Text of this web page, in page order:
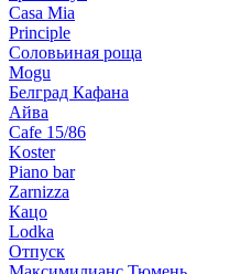
Casa Mia
Principle
Соловьиная роща
Mogu
Белград Кафана
Айва
Cafe 15/86
Koster
Piano bar
Zarnizza
Кацо
Lodka
Отпуск